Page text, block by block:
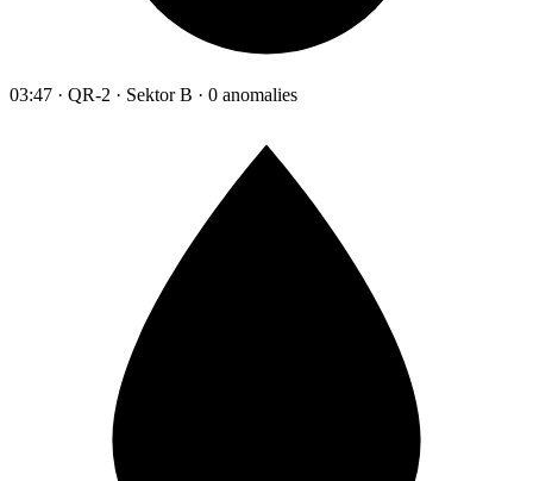
03:47 · QR-2 · Sektor B · 0 anomalies